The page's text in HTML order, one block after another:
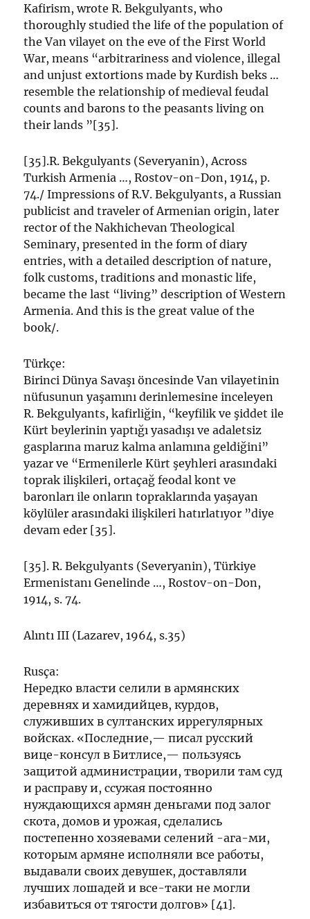
Kafirism, wrote R. Bekgulyants, who
thoroughly studied the life of the population of
the Van vilayet on the eve of the First World
War, means “arbitrariness and violence, illegal
and unjust extortions made by Kurdish beks …
resemble the relationship of medieval feudal
counts and barons to the peasants living on
their lands ”[35].
[35].R. Bekgulyants (Severyanin), Across
Turkish Armenia …, Rostov-on-Don, 1914, p.
74./ Impressions of R.V. Bekgulyants, a Russian
publicist and traveler of Armenian origin, later
rector of the Nakhichevan Theological
Seminary, presented in the form of diary
entries, with a detailed description of nature,
folk customs, traditions and monastic life,
became the last “living” description of Western
Armenia. And this is the great value of the
book/.
Türkçe:
Birinci Dünya Savaşı öncesinde Van vilayetinin
nüfusunun yaşamını derinlemesine inceleyen
R. Bekgulyants, kafirliğin, “keyfilik ve şiddet ile
Kürt beylerinin yaptığı yasadışı ve adaletsiz
gasplarına maruz kalma anlamına geldiğini”
yazar ve “Ermenilerle Kürt şeyhleri arasındaki
toprak ilişkileri, ortaçağ feodal kont ve
baronları ile onların topraklarında yaşayan
köylüler arasındaki ilişkileri hatırlatıyor ”diye
devam eder [35].
[35]. R. Bekgulyants (Severyanin), Türkiye
Ermenistanı Genelinde …, Rostov-on-Don,
1914, s. 74.
Alıntı III (Lazarev, 1964, s.35)
Rusça:
Нередко власти селили в армянских
деревнях и хамидийцев, курдов,
служивших в султанских иррегулярных
войсках. «Последние,— писал русский
вице-консул в Битлисе,— пользуясь
защитой администрации, творили там суд
и расправу и, ссужая постоянно
нуждающихся армян деньгами под залог
скота, домов и урожая, сделались
постепенно хозяевами селений -ага-ми,
которым армяне исполняли все работы,
выдавали своих девушек, доставляли
лучших лошадей и все-таки не могли
избавиться от тягости долгов» [41].